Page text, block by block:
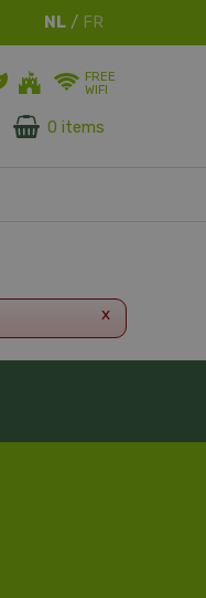
FREE
WIFI
0 items
x